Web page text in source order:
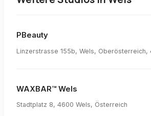
PBeauty
Linzerstrasse 155b, Wels, Oberösterreich,
WAXBAR™ Wels
Stadtplatz 8, 4600 Wels, Österreich